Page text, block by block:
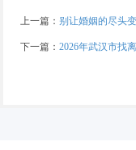
上一篇： 别让婚姻的尽头
下一篇： 2026年武汉市找